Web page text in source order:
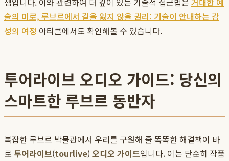
술의 미로, 루브르에서 길을 잃지 않을 권리: 기술이 안내하는 감
성의 여정 아티클에서도 확인해볼 수 있습니다.
투어라이브 오디오 가이드: 당신의
스마트한 루브르 동반자
복잡한 루브르 박물관에서 우리를 구원해 줄 똑똑한 해결책이 바
로 투어라이브(tourlive) 오디오 가이드입니다. 이는 단순히 작품